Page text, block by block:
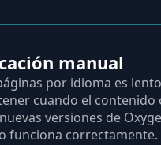
manual
por idioma es
cuando el contenido
versiones de
funciona correctamente.